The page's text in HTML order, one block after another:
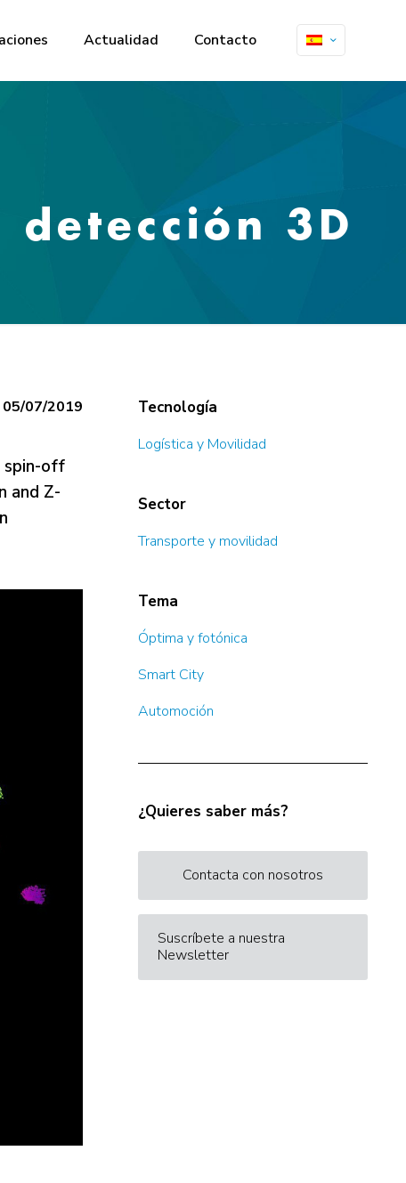
Actualidad Contacto
3D
05/07/2019
spin-off
and Z-
Tecnología
Logística y Movilidad
Sector
Transporte y movilidad
Tema
Óptima y fotónica
Smart City
Automoción
¿Quieres saber más?
Contacta con nosotros
Suscríbete a nuestra
Newsletter